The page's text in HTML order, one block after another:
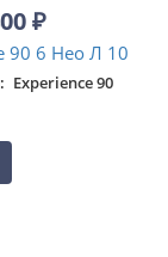
₽
90 6 Нео Л 10
Experience 90